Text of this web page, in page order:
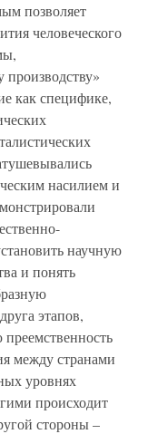
позволяет
человеческого
как специфике,
насилием и
научную
и понять
этапов,
преемственность
между странами
уровнях
происходит
стороны –